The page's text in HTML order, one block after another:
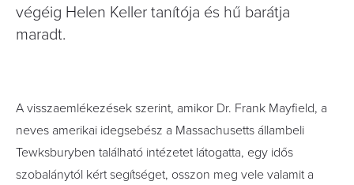
végéig Helen Keller tanítója és hű barátja
maradt.
A visszaemlékezések szerint, amikor Dr. Frank Mayfield, a
neves amerikai idegsebész a Massachusetts állambeli
Tewksburyben található intézetet látogatta, egy idős
szobalánytól kért segítséget, osszon meg vele valamit a